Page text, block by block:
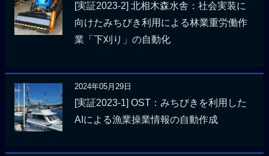
[実証2023-2] 北相木森水舎：社会実装に
向けたみちびき利用による林業重労働作
業「下刈り」の自動化
2024年05月29日
[実証2023-1] OST：みちびきを利用した
AIによる漁業操業情報の自動作成